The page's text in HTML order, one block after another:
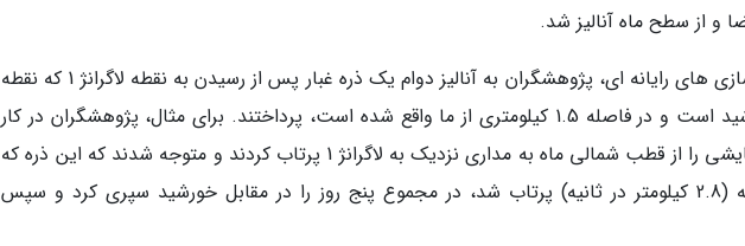
و از سطح ماه آنالیز شد.
بعلاوه با استفاده از شبیه سازی های رایانه ای، پژوهشگران به آنالیز دوام یک ذره غبار پس از رسیدن به نقطه لاگرانژ 1 که نقطه
ای پایدار بین زمین و خورشید است و در فاصله 1.5 کیلومتری از ما واقع شده است، پرداختند. برای مثال، پژوهشگران در کار
مدلسازی خود، یک ذره آزمایشی را از قطب شمالی ماه به مداری نزدیک به لاگرانژ 1 پرتاب کردند و متوجه شدند که این ذره که
با سرعت 1.7 مایل در ثانیه (2.8 کیلومتر در ثانیه) پرتاب شد، در مجموع پنج روز را در مقابل خورشید سپری کرد و سپس